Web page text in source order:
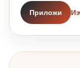
Приложи